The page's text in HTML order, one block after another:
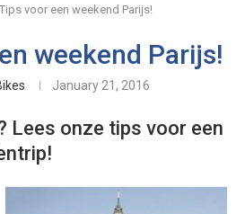
Tips voor een weekend Parijs!
weekend Parijs!
January 21, 2016
Lees onze tips voor een